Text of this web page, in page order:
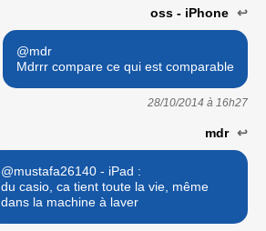
oss - iPhone ↩
@mdr
Mdrrr compare ce qui est comparable
28/10/2014 à 16h27
mdr ↩
@mustafa26140 - iPad :
du casio, ca tient toute la vie, même
dans la machine à laver